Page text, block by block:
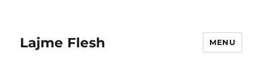
Lajme Flesh MENU